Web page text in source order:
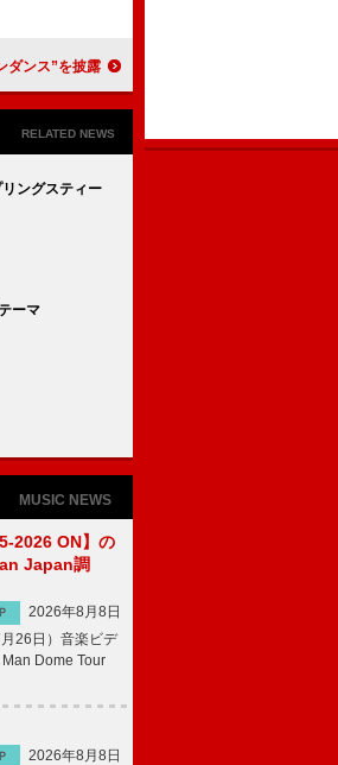
クションダンス”を披露
RELATED NEWS
ングスティー
ーマ
MUSIC NEWS
2026 ON】の
Japan調
2026年8月8日
26日）音楽ビデ
Dome Tour
2026年8月8日